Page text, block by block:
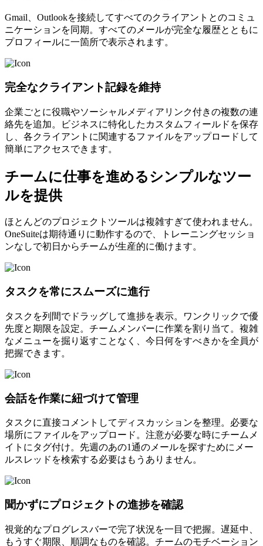
Gmail、Outlookを接続してすべてのクライアントとのコミュ
ニケーションを同期。すべてのメールが完全な履歴とともに
プロフィールに一箇所で表示されます。
完全なクライアント記録を維持
企業ごとに役職やソーシャルメディアリンク付きの複数の連
絡先を追加。ビジネスに特化したカスタムフィールドを保存
し、各クライアントに関連するファイルをアップロードして
簡単にアクセスできます。
チームに仕事を進めるシンプルなツー
ルを提供
ほとんどのプロジェクトツールは複雑すぎて使われません。
OneSuiteは期待通りに動作するので、トレーニングセッショ
ンなしで初日からチームが生産的に働けます。
タスクを常にスムーズに進行
タスクを列間でドラッグして進捗を表示。ワンクリックで優
先度と期限を設定。チームメンバーに作業を割り当て。複雑
なメニューを掘り返すことなく、今日何をすべきかを全員が
把握できます。
会話を作業に紐づけて管理
タスクに直接コメントしてディスカッションを整理。必要な
場所にファイルをアップロード。注意が必要な時にチームメ
イトにタグ付け。先週のあの1通のメールを探すためにメー
ルスレッドを検索する必要はもうありません。
聞かずにプロジェクトの進捗を確認
視覚的なプログレスバーで完了状況を一目で把握。遅延中、
もうすぐ期限、順調なものを確認。チームのモチベーション